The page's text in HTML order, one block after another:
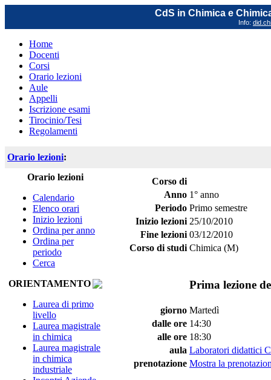
CdS in Chimica e
Info:
Home
Docenti
Corsi
Orario lezioni
Aule
Appelli
Iscrizione esami
Tirocinio/Tesi
Regolamenti
Orario lezioni:
Orario lezioni
Calendario
Elenco orari
Inizio lezioni
Ordina per anno
Ordina per
periodo
Cerca
ORIENTAMENTO
Laurea di primo
livello
Laurea magistrale
in chimica
Laurea magistrale
in chimica
industriale
Corso di
Anno 1° anno
Periodo Primo semestre
Inizio lezioni 25/10/2010
Fine lezioni 03/12/2010
Corso di studi Chimica (M)
Prima lezione
giorno Martedì
dalle ore 14:30
alle ore 18:30
aula Laboratori didattici
prenotazione Mostra la